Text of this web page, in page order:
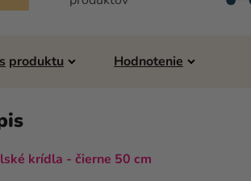
Hodnotenie
krídla - čierne 50 cm